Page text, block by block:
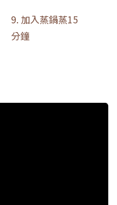
9. 加入蒸鍋蒸15
分鐘